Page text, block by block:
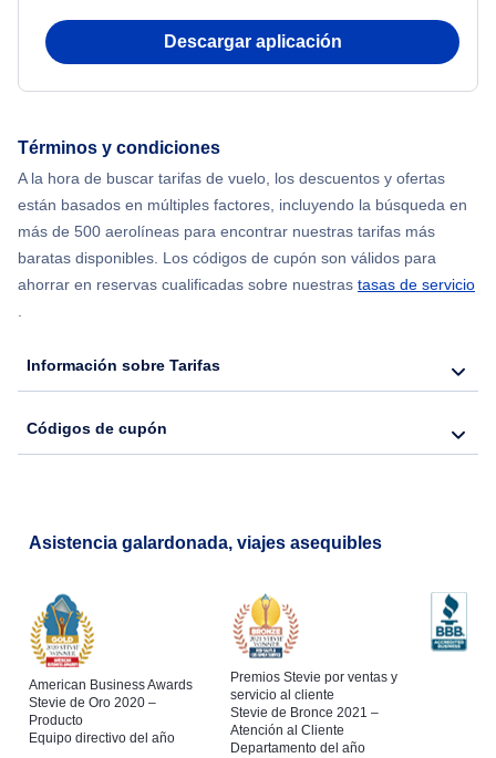
Descargar aplicación
Términos y condiciones
A la hora de buscar tarifas de vuelo, los descuentos y ofertas
están basados en múltiples factores, incluyendo la búsqueda en
más de 500 aerolíneas para encontrar nuestras tarifas más
baratas disponibles. Los códigos de cupón son válidos para
ahorrar en reservas cualificadas sobre nuestras tasas de servicio
.
Información sobre Tarifas
Códigos de cupón
Asistencia galardonada, viajes asequibles
American Business Awards
Stevie de Oro 2020 –
Producto
Equipo directivo del año
Premios Stevie por ventas y
servicio al cliente
Stevie de Bronce 2021 –
Atención al Cliente
Departamento del año